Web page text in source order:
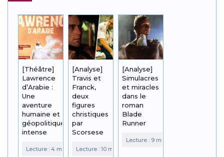
[Théâtre]
Lawrence
d’Arabie :
Une
aventure
humaine et
géopolitique
intense
[Analyse]
Travis et
Franck,
deux
figures
christiques
par
Scorsese
[Analyse]
Simulacres
et miracles
dans le
roman
Blade
Runner